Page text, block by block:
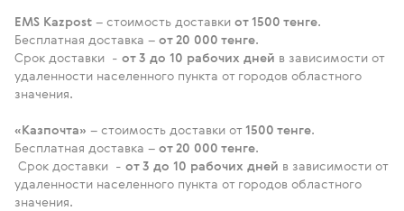
EMS Kazpost – стоимость доставки от 1500 тенге.
Бесплатная доставка – от 20 000 тенге.
Срок доставки - от 3 до 10 рабочих дней в зависимости от
удаленности населенного пункта от городов областного
значения.
«Казпочта» – стоимость доставки от1500 тенге.
Бесплатная доставка – от 20 000 тенге.
Срок доставки - от 3 до 10 рабочих дней в зависимости от
удаленности населенного пункта от городов областного
значения.